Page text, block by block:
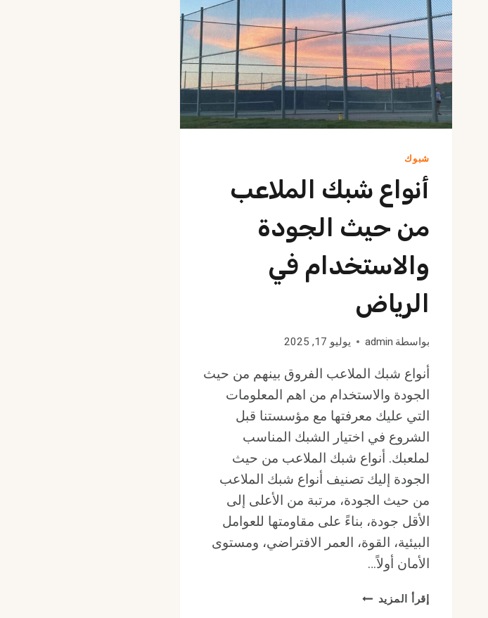
شبوك
أنواع شبك الملاعب
من حيث الجودة
والاستخدام في
الرياض
بواسطة admin يوليو 17, 2025
أنواع شبك الملاعب الفروق بينهم من حيث
الجودة والاستخدام من اهم المعلومات
التي عليك معرفتها مع مؤسستنا قبل
الشروع في اختيار الشبك المناسب
لملعبك. أنواع شبك الملاعب من حيث
الجودة إليك تصنيف أنواع شبك الملاعب
من حيث الجودة، مرتبة من الأعلى إلى
الأقل جودة، بناءً على مقاومتها للعوامل
البيئية، القوة، العمر الافتراضي، ومستوى
الأمان أولاً…
إقرأ المزيد أنواع